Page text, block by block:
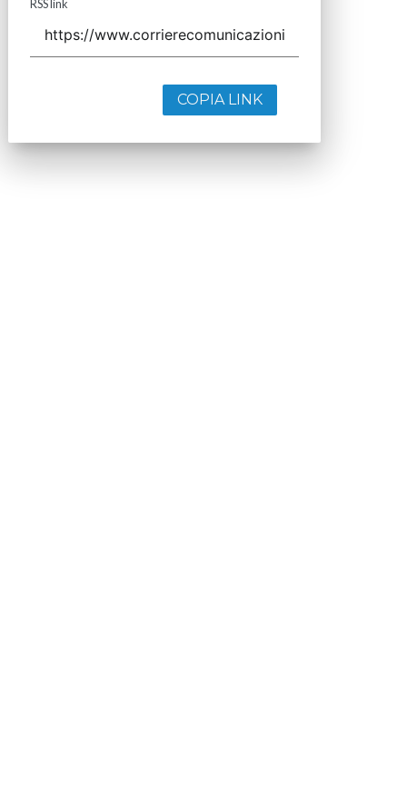
RSS link
COPIA LINK